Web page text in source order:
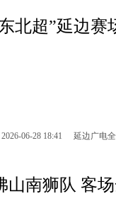
北超”延边
2026-06-28 18:41 延边广电
山南狮队 客